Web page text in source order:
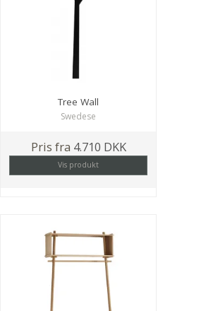
Tree Wall
Swedese
Pris fra 4.710 DKK
Vis produkt